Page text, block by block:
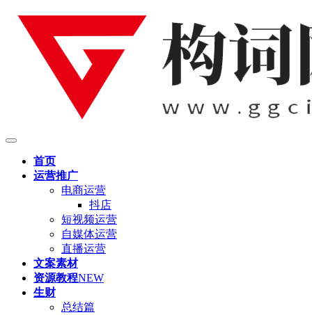
首页
运营推广
电商运营
抖店
短视频运营
自媒体运营
直播运营
文案素材
资源教程NEW
生财
总结篇